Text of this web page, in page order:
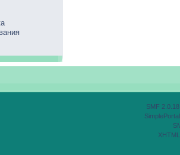
SMF 2.0.18
XHTML